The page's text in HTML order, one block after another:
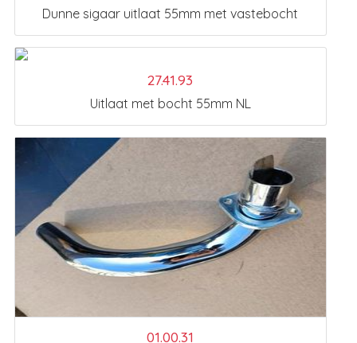
Dunne sigaar uitlaat 55mm met vastebocht
27.41.93
Uitlaat met bocht 55mm NL
01.00.31